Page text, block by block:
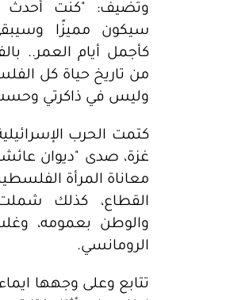
وتضيف: "كنت أحدث
سيكون مميزًا
كأجمل أيام العمر..
من تاريخ حياة كل
وليس في ذاكرتي
كتمت الحرب
غزة، صدى "ديوان
معاناة المرأة
القطاع، كذلك
والوطن بعمومه،
الرومانسي.
تتابع وعلى وجهها